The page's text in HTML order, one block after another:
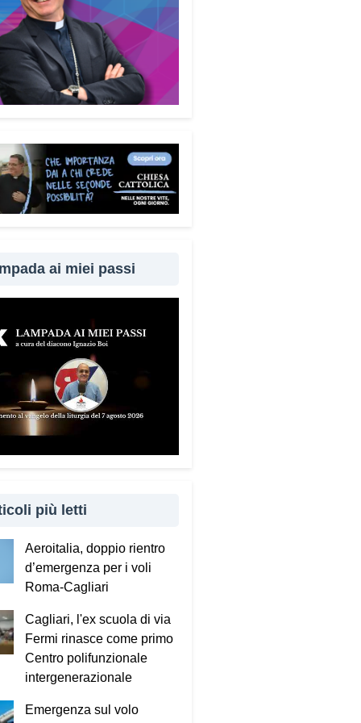
la fiducia e l’isolamento.
questi meccanismi
costruire uno scudo
molto più efficace.
difendersi dalle truffe
difendere la dignità delle
il maggior numero
di cittadini. È anche un
che non è solo.
è importante coinvolgere
familiari e caregiver?
Questa guida può
tenuta in casa e condivisa
familiari. La prevenzione
pronto ad aiutare fa
la differenza.
portando questo progetto
nei territori.
incontrando tante comunità in
Ringrazio i comuni, le
e le amministrazioni che
scelto di diffondere il
Tra gli ultimi ad aderire
di Elmas. Durante
ai miei passi
più letti
Aeroitalia, doppio rientro
d’emergenza per i voli
Roma-Cagliari
Cagliari, l'ex scuola di via
Fermi rinasce come primo
Centro polifunzionale
intergenerazionale
Emergenza sul volo